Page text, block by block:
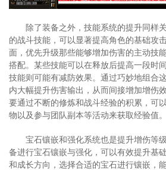
除了装备之外，技能系统的提升同样
的战斗技能，可以显著提高角色的基础攻
面，优先升级那些能够增加伤害的主动技
搭配。某些技能可以在释放后提高一段时
技能则可能有减防效果。通过巧妙地组合
内大幅提升伤害输出，从而间接增加增伤
要通过不断的修炼和战斗经验的积累，可
物以及参与团队副本等活动来获取经验值。
宝石镶嵌和强化系统也是提升增伤等
备进行宝石镶嵌与强化，可以有效提升基
和成长方向，选择合适的宝石进行镶嵌，